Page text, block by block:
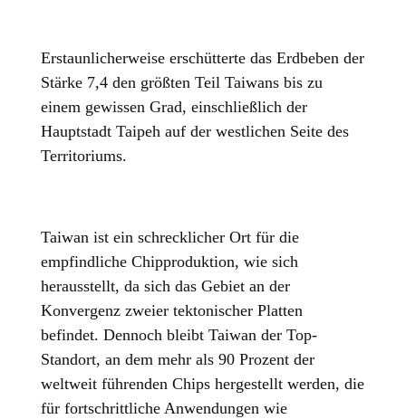
Erstaunlicherweise erschütterte das Erdbeben der
Stärke 7,4 den größten Teil Taiwans bis zu
einem gewissen Grad, einschließlich der
Hauptstadt Taipeh auf der westlichen Seite des
Territoriums.
Taiwan ist ein schrecklicher Ort für die
empfindliche Chipproduktion, wie sich
herausstellt, da sich das Gebiet an der
Konvergenz zweier tektonischer Platten
befindet. Dennoch bleibt Taiwan der Top-
Standort, an dem mehr als 90 Prozent der
weltweit führenden Chips hergestellt werden, die
für fortschrittliche Anwendungen wie